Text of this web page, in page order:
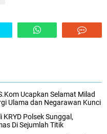
Ucapkan Selamat Milad
Ulama dan Negarawan Kunci
Polsek Sunggal,
Di Sejumlah Titik